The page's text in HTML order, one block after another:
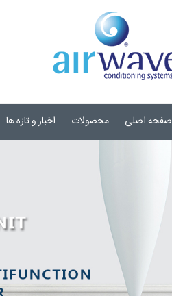
صفحه اصلی محصولات اخبار و تازه ها